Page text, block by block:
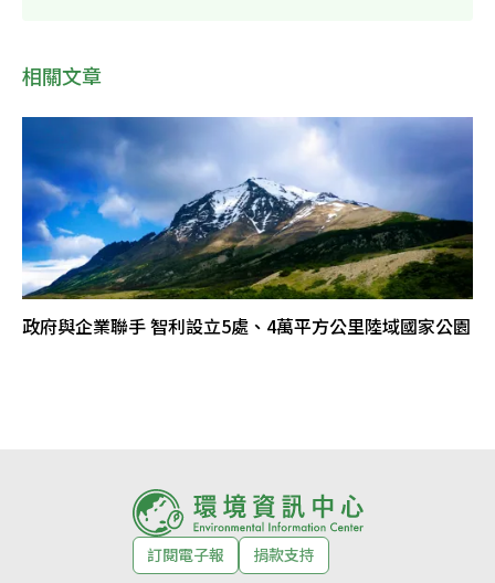
相關文章
政府與企業聯手 智利設立5處、4萬平方公里陸域國家公園
訂閱電子報
捐款支持